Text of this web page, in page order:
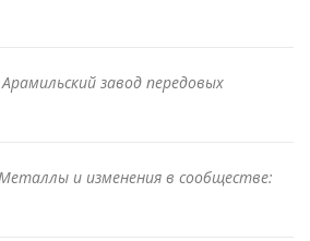
Арамильский завод передовых
и изменения в сообществе: